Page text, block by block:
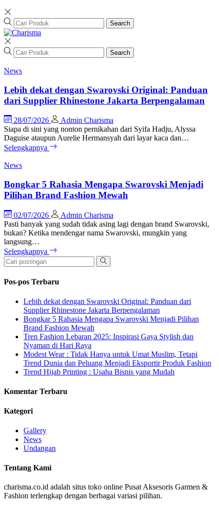
Search
Search
News
Lebih dekat dengan Swarovski Original: Panduan
dari Supplier Rhinestone Jakarta Berpengalaman
28/07/2026
Admin Charisma
Siapa di sini yang nonton pernikahan dari Syifa Hadju, Alyssa
Daguise ataupun Aurelie Hermansyah dari layar kaca dan…
Selengkapnya
News
Bongkar 5 Rahasia Mengapa Swarovski Menjadi
Pilihan Brand Fashion Mewah
02/07/2026
Admin Charisma
Pasti banyak yang sudah tidak asing lagi dengan brand Swarovski,
bukan? Ketika mendengar nama Swarovski, mungkin yang
langsung…
Selengkapnya
Pos-pos Terbaru
Lebih dekat dengan Swarovski Original: Panduan dari
Supplier Rhinestone Jakarta Berpengalaman
Bongkar 5 Rahasia Mengapa Swarovski Menjadi Pilihan
Brand Fashion Mewah
Tren Fashion Lebaran 2025: Inspirasi Gaya Stylish dan
Nyaman di Hari Raya
Modest Wear : Tidak Hanya untuk Umat Muslim, Tetapi
Trend Dunia dan Peluang Menjadi Eksportir Produk Fashion
Trend Hijab Printing : Usaha Bisnis yang Mudah
Komentar Terbaru
Kategori
Gallery
News
Undangan
Tentang Kami
charisma.co.id adalah situs toko online Pusat Aksesoris Garmen &
Fashion terlengkap dengan berbagai variasi pilihan.